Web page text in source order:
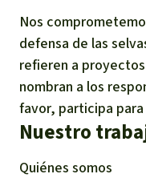
Nos
defensa de las
refieren a
nombran a los
favor, participa
Nuestro
Quiénes somos